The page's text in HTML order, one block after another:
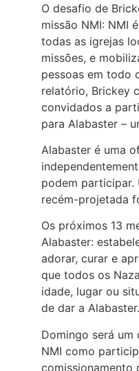
O desafio de
missão NMI: NMI
todas as igrejas
missões, e
pessoas em todo
relatório, Brickey
convidados a
para Alabaster –
Alabaster é uma
podem participar.
recém-projetada
Os próximos 13
Alabaster:
adorar, curar e
que todos os
idade, lugar ou
de dar a Alabaster.
Domingo será um
NMI como
comissionamento